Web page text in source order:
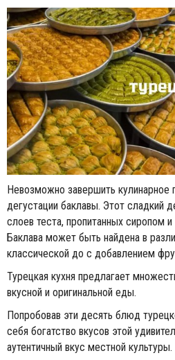
Невозможно завершить кулинарное
дегустации баклавы. Этот сладкий
слоев теста, пропитанных сиропом
Баклава может быть найдена в
классической до с добавлением
Турецкая кухня предлагает
вкусной и оригинальной еды.
Попробовав эти десять блюд
себя богатство вкусов этой
аутентичный вкус местной культуры.